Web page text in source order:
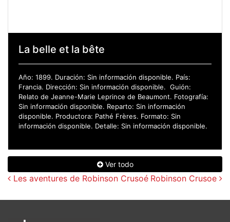
La belle et la bête
Año: 1899. Duración: Sin información disponible. País:
Francia. Dirección: Sin información disponible. Guión:
Relato de Jeanne-Marie Leprince de Beaumont. Fotografía:
Sin información disponible. Reparto: Sin información
disponible. Productora: Pathé Frères. Formato: Sin
información disponible. Detalle: Sin información disponible.
Ver todo
Navegación de entradas
Les aventures de Robinson Crusoé Robinson Crusoe